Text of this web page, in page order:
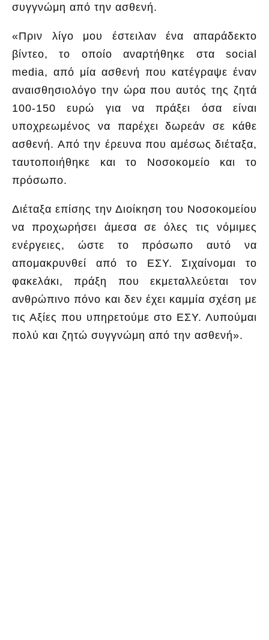
συγγνώμη από την ασθενή.
«Πριν λίγο μου έστειλαν ένα απαράδεκτο
βίντεο, το οποίο αναρτήθηκε στα social
media, από μία ασθενή που κατέγραψε έναν
αναισθησιολόγο την ώρα που αυτός της ζητά
100-150 ευρώ για να πράξει όσα είναι
υποχρεωμένος να παρέχει δωρεάν σε κάθε
ασθενή. Από την έρευνα που αμέσως διέταξα,
ταυτοποιήθηκε και το Νοσοκομείο και το
πρόσωπο.
Διέταξα επίσης την Διοίκηση του Νοσοκομείου
να προχωρήσει άμεσα σε όλες τις νόμιμες
ενέργειες, ώστε το πρόσωπο αυτό να
απομακρυνθεί από το ΕΣΥ. Σιχαίνομαι το
φακελάκι, πράξη που εκμεταλλεύεται τον
ανθρώπινο πόνο και δεν έχει καμμία σχέση με
τις Αξίες που υπηρετούμε στο ΕΣΥ. Λυπούμαι
πολύ και ζητώ συγγνώμη από την ασθενή».